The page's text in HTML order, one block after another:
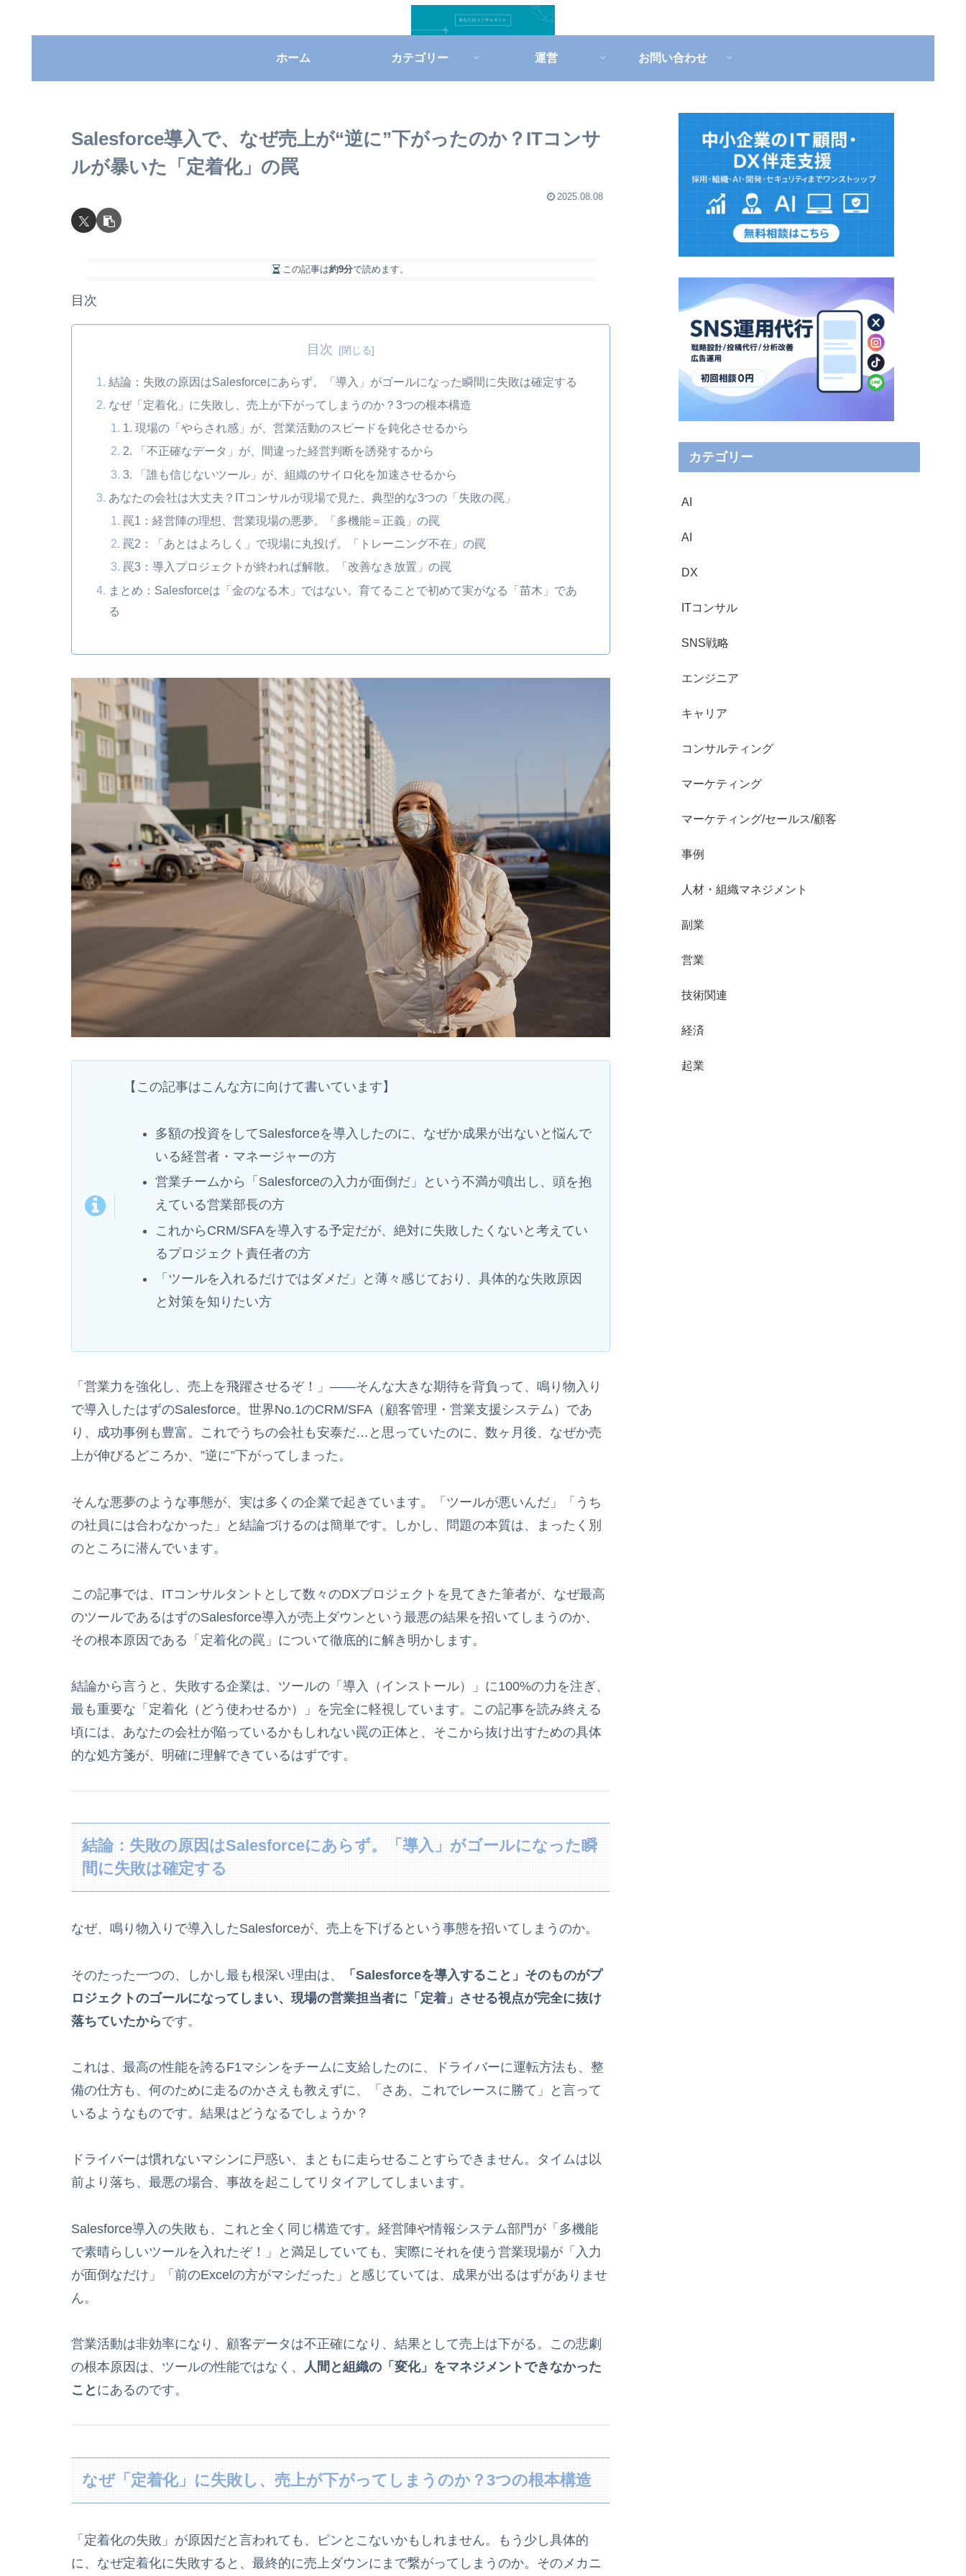
ホーム カテゴリー 運営 お問い合わせ
Salesforce導入で、なぜ売上が“逆に”下がったのか？ITコンサ
ルが暴いた「定着化」の罠
2025.08.08
この記事は約9分で読めます。
目次
目次
結論：失敗の原因はSalesforceにあらず。「導入」がゴールになった瞬間に失敗は確定する
なぜ「定着化」に失敗し、売上が下がってしまうのか？3つの根本構造
1. 現場の「やらされ感」が、営業活動のスピードを鈍化させるから
2. 「不正確なデータ」が、間違った経営判断を誘発するから
3. 「誰も信じないツール」が、組織のサイロ化を加速させるから
あなたの会社は大丈夫？ITコンサルが現場で見た、典型的な3つの「失敗の罠」
罠1：経営陣の理想、営業現場の悪夢。「多機能＝正義」の罠
罠2：「あとはよろしく」で現場に丸投げ。「トレーニング不在」の罠
罠3：導入プロジェクトが終われば解散。「改善なき放置」の罠
まとめ：Salesforceは「金のなる木」ではない。育てることで初めて実がなる「苗木」であ
る
【この記事はこんな方に向けて書いています】
多額の投資をしてSalesforceを導入したのに、なぜか成果が出ないと悩んで
いる経営者・マネージャーの方
営業チームから「Salesforceの入力が面倒だ」という不満が噴出し、頭を抱
えている営業部長の方
これからCRM/SFAを導入する予定だが、絶対に失敗したくないと考えてい
るプロジェクト責任者の方
「ツールを入れるだけではダメだ」と薄々感じており、具体的な失敗原因
と対策を知りたい方
「営業力を強化し、売上を飛躍させるぞ！」——そんな大きな期待を背負って、鳴り物入り
で導入したはずのSalesforce。世界No.1のCRM/SFA（顧客管理・営業支援システム）であ
り、成功事例も豊富。これでうちの会社も安泰だ…と思っていたのに、数ヶ月後、なぜか売
上が伸びるどころか、”逆に”下がってしまった。
そんな悪夢のような事態が、実は多くの企業で起きています。「ツールが悪いんだ」「うち
の社員には合わなかった」と結論づけるのは簡単です。しかし、問題の本質は、まったく別
のところに潜んでいます。
この記事では、ITコンサルタントとして数々のDXプロジェクトを見てきた筆者が、なぜ最高
のツールであるはずのSalesforce導入が売上ダウンという最悪の結果を招いてしまうのか、
その根本原因である「定着化の罠」について徹底的に解き明かします。
結論から言うと、失敗する企業は、ツールの「導入（インストール）」に100%の力を注ぎ、
最も重要な「定着化（どう使わせるか）」を完全に軽視しています。この記事を読み終える
頃には、あなたの会社が陥っているかもしれない罠の正体と、そこから抜け出すための具体
的な処方箋が、明確に理解できているはずです。
結論：失敗の原因はSalesforceにあらず。「導入」がゴールになった瞬
間に失敗は確定する
なぜ、鳴り物入りで導入したSalesforceが、売上を下げるという事態を招いてしまうのか。
そのたった一つの、しかし最も根深い理由は、
「Salesforceを導入すること」そのものがプ
ロジェクトのゴールになってしまい、現場の営業担当者に「定着」させる視点が完全に抜け
落ちていたからです。
これは、最高の性能を誇るF1マシンをチームに支給したのに、ドライバーに運転方法も、整
備の仕方も、何のために走るのかさえも教えずに、「さあ、これでレースに勝て」と言って
いるようなものです。結果はどうなるでしょうか？
ドライバーは慣れないマシンに戸惑い、まともに走らせることすらできません。タイムは以
前より落ち、最悪の場合、事故を起こしてリタイアしてしまいます。
Salesforce導入の失敗も、これと全く同じ構造です。経営陣や情報システム部門が「多機能
で素晴らしいツールを入れたぞ！」と満足していても、実際にそれを使う営業現場が「入力
が面倒なだけ」「前のExcelの方がマシだった」と感じていては、成果が出るはずがありませ
ん。
営業活動は非効率になり、顧客データは不正確になり、結果として売上は下がる。この悲劇
の根本原因は、ツールの性能ではなく、 人間と組織の「変化」をマネジメントできなかった
こと にあるのです。
なぜ「定着化」に失敗し、売上が下がってしまうのか？3つの根本構造
「定着化の失敗」が原因だと言われても、ピンとこないかもしれません。もう少し具体的
に、なぜ定着化に失敗すると、最終的に売上ダウンにまで繋がってしまうのか。そのメカニ
カテゴリー
AI
AI
DX
ITコンサル
SNS戦略
エンジニア
キャリア
コンサルティング
マーケティング
マーケティング/セールス/顧客
事例
人材・組織マネジメント
副業
営業
技術関連
経済
起業